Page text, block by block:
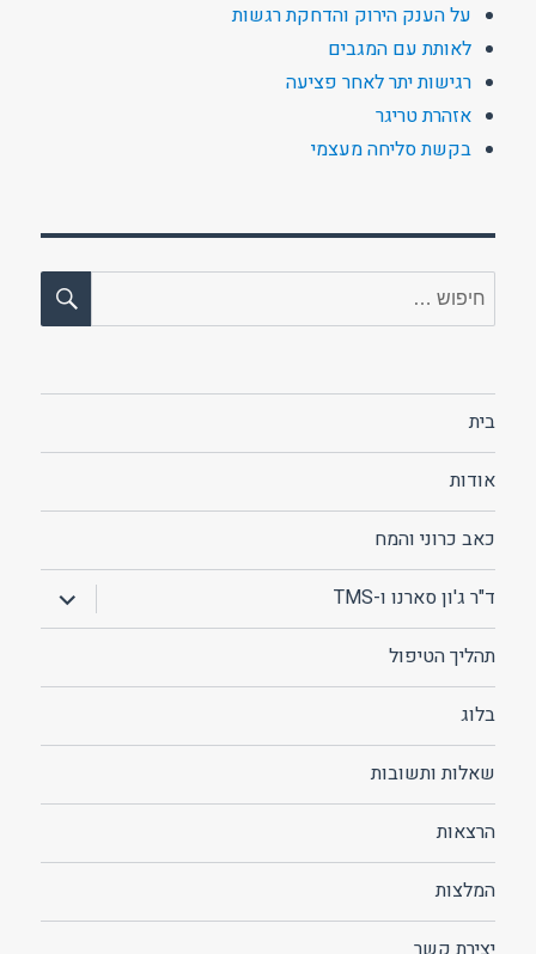
על הענק הירוק והדחקת רגשות
לאותת עם המגבים
רגישות יתר לאחר פציעה
אזהרת טריגר
בקשת סליחה מעצמי
חפש:
בית
אודות
כאב כרוני והמח
ד"ר ג'ון סארנו ו-TMS הצג
תפריט
תהליך הטיפול
בלוג
שאלות ותשובות
הרצאות
המלצות